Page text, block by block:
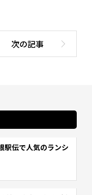
駅伝で人気のランシ